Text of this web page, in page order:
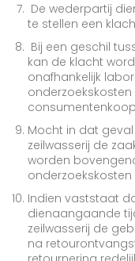
De wederpartij
te stellen een
Bij een geschil
kan de klacht
onafhankelijk
Mocht in dat
zeilwasserij de
worden
Indien vaststaat
dienaangaande
zeilwasserij de
na